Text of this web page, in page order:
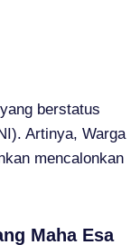
berstatus
Artinya, Warga
mencalonkan
Maha Esa